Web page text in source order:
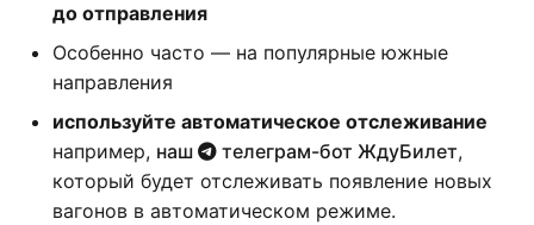
до отправления
Особенно часто — на популярные южные
направления
используйте автоматическое отслеживание
например, наш телеграм-бот ЖдуБилет,
который будет отслеживать появление новых
вагонов в автоматическом режиме.